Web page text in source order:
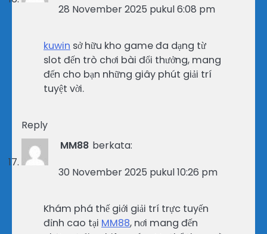
28 November 2025 pukul 6:08 pm
kuwin sở hữu kho game đa dạng từ
slot đến trò chơi bài đổi thưởng, mang
đến cho bạn những giây phút giải trí
tuyệt vời.
Reply
MM88 berkata:
30 November 2025 pukul 10:26 pm
Khám phá thế giới giải trí trực tuyến
đỉnh cao tại MM88, nơi mang đến